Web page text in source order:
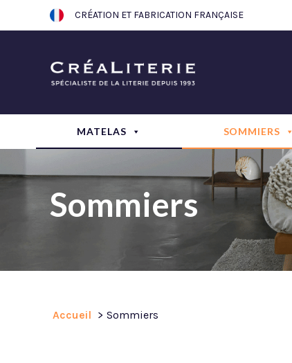
CRÉATION ET FABRICATION FRANÇAISE
MATELAS SOMMIERS
Sommiers
Accueil Sommiers